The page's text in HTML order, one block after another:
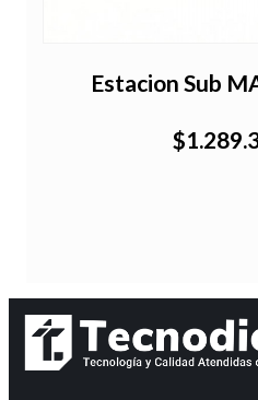
Estacion Sub